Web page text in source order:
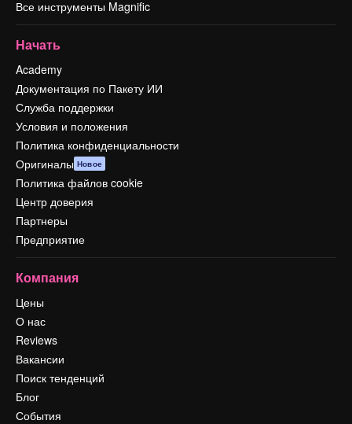
Все инструменты Magnific
Начать
Academy
Документация по Пакету ИИ
Служба поддержки
Условия и положения
Политика конфиденциальности
Оригиналы Новое
Политика файлов cookie
Центр доверия
Партнеры
Предприятие
Компания
Цены
О нас
Reviews
Вакансии
Поиск тенденций
Блог
События